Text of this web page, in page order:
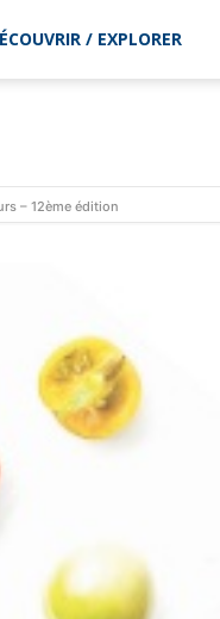
/ EXPLORER
– 12ème édition